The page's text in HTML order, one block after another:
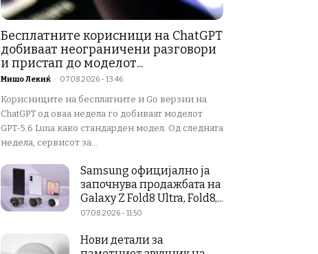
Бесплатните корисници на ChatGPT
добиваат неограничени разговори
и пристап до моделот...
Мишо Лекиќ - 07.08.2026 - 13:46
Корисниците на бесплатните и Go верзии на
ChatGPT од оваа недела го добиваат моделот
GPT-5.6 Luna како стандарден модел. Од следната
недела, сервисот за...
Samsung официјално ја
започнува продажбата на
Galaxy Z Fold8 Ultra, Fold8,...
07.08.2026 - 11:50
Нови детали за